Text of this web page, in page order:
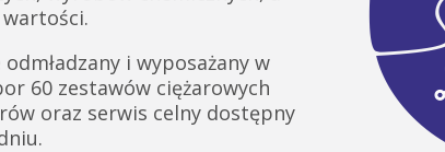
i wyposażany w
60 zestawów ciężarowych
oraz serwis celny dostępny